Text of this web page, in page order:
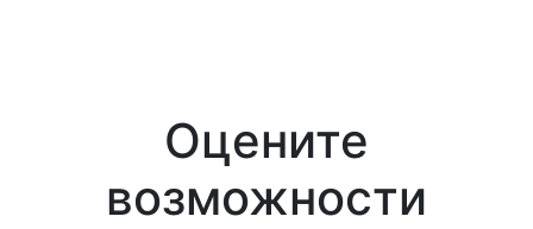
Оцените
возможности